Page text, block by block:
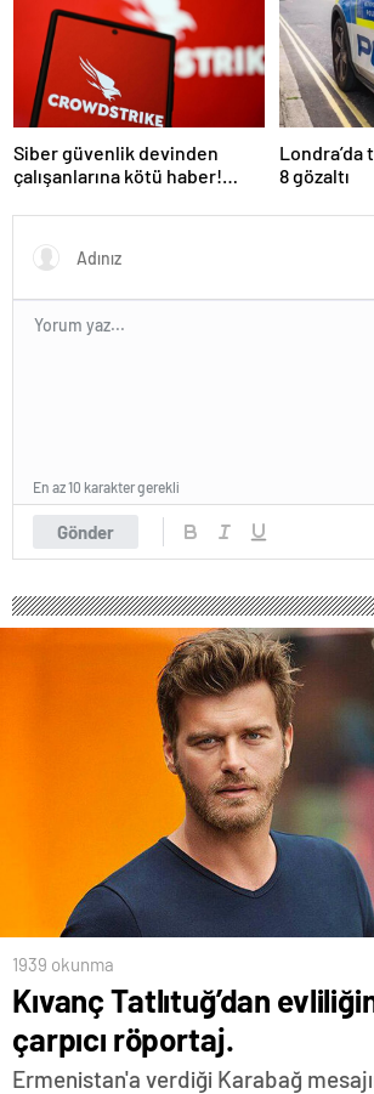
Siber güvenlik devinden
çalışanlarına kötü haber!
8 gözaltı
Gönder
En az 10 karakter gerekli
1939 okunma
Kıvanç Tatlıtuğ’dan
çarpıcı röportaj.
Ermenistan'a verdiği Karabağ